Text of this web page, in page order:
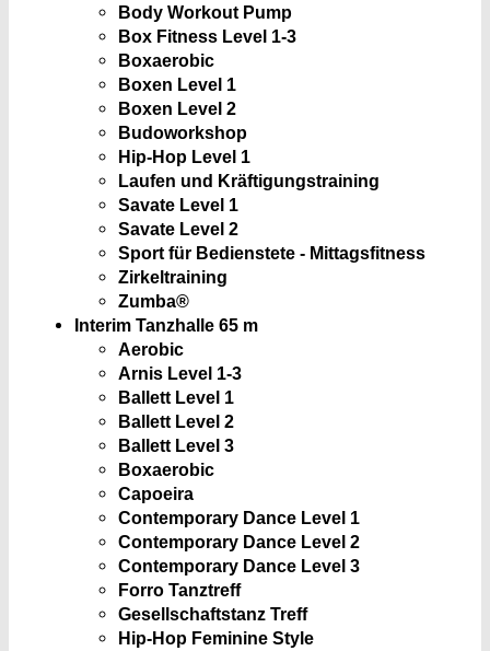
Body Workout Pump
Box Fitness Level 1-3
Boxaerobic
Boxen Level 1
Boxen Level 2
Budoworkshop
Hip-Hop Level 1
Laufen und Kräftigungstraining
Savate Level 1
Savate Level 2
Sport für Bedienstete - Mittagsfitness
Zirkeltraining
Zumba®
Interim Tanzhalle 65 m
Aerobic
Arnis Level 1-3
Ballett Level 1
Ballett Level 2
Ballett Level 3
Boxaerobic
Capoeira
Contemporary Dance Level 1
Contemporary Dance Level 2
Contemporary Dance Level 3
Forro Tanztreff
Gesellschaftstanz Treff
Hip-Hop Feminine Style